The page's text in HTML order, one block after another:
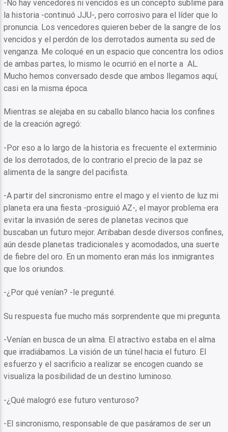
-No hay vencedores ni vencidos es un concepto sublime para
la historia -continuó JJU-, pero corrosivo para el líder que lo
pronuncia. Los vencedores quieren beber de la sangre de los
vencidos y el perdón de los derrotados aumenta su sed de
venganza. Me coloqué en un espacio que concentra los odios
de ambas partes, lo mismo le ocurrió en el norte a AL.
Mucho hemos conversado desde que ambos llegamos aquí,
casi en la misma época.
Mientras se alejaba en su caballo blanco hacia los confines
de la creación agregó:
-Por eso a lo largo de la historia es frecuente el exterminio
de los derrotados, de lo contrario el precio de la paz se
alimenta de la sangre del pacifista.
-A partir del sincronismo entre el mago y el viento de luz mi
planeta era una fiesta -prosiguió AZ-, el mayor problema era
evitar la invasión de seres de planetas vecinos que
buscaban un futuro mejor. Arribaban desde diversos confines,
aún desde planetas tradicionales y acomodados, una suerte
de fiebre del oro. En un momento eran más los inmigrantes
que los oriundos.
-¿Por qué venían? -le pregunté.
Su respuesta fue mucho más sorprendente que mi pregunta.
-Venían en busca de un alma. El atractivo estaba en el alma
que irradiábamos. La visión de un túnel hacia el futuro. El
esfuerzo y el sacrificio a realizar se encogen cuando se
visualiza la posibilidad de un destino luminoso.
-¿Qué malogró ese futuro venturoso?
-El sincronismo, responsable de que pasáramos de ser un